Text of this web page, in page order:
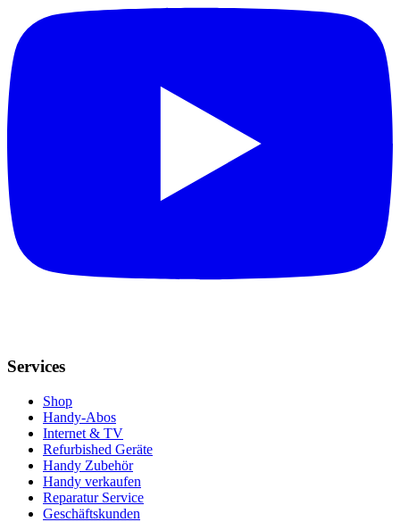
Services
Shop
Handy-Abos
Internet & TV
Refurbished Geräte
Handy Zubehör
Handy verkaufen
Reparatur Service
Geschäftskunden